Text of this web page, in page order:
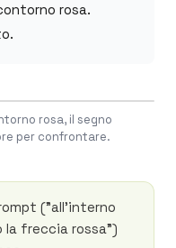
rosa.
AFTER
rosa, il segno
per confrontare.
("all'interno
la freccia rossa")